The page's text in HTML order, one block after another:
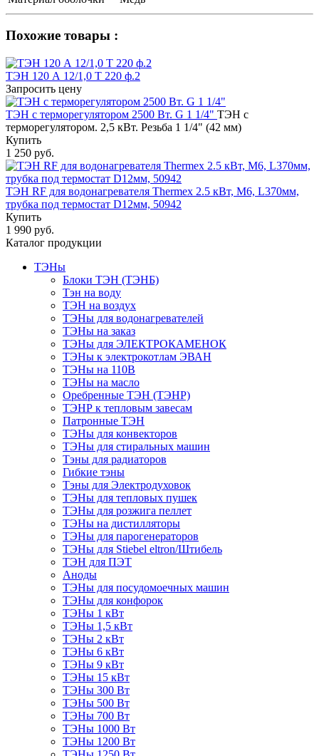
Похожие товары :
ТЭН 120 А 12/1,0 T 220 ф.2
Запросить цену
ТЭН c терморегулятором 2500 Вт. G 1 1/4" ТЭН с
терморегулятором. 2,5 кВт. Резьба 1 1/4" (42 мм)
Купить
1 250 руб.
ТЭН RF для водонагревателя Thermex 2.5 кВт, M6, L370мм,
трубка под термостат D12мм, 50942
Купить
1 990 руб.
Каталог продукции
ТЭНы
Блоки ТЭН (ТЭНБ)
Тэн на воду
ТЭН на воздух
ТЭНы для водонагревателей
ТЭНы на заказ
ТЭНы для ЭЛЕКТРОКАМЕНОК
ТЭНы к электрокотлам ЭВАН
ТЭНы на 110В
ТЭНы на масло
Оребренные ТЭН (ТЭНР)
ТЭНР к тепловым завесам
Патронные ТЭН
ТЭНы для конвекторов
ТЭНы для стиральных машин
Тэны для радиаторов
Гибкие тэны
Тэны для Электродуховок
ТЭНы для тепловых пушек
ТЭНы для розжига пеллет
ТЭНы на дистилляторы
ТЭНы для парогенераторов
ТЭНы для Stiebel eltron/Штибель
ТЭН для ПЭТ
Аноды
ТЭНы для посудомоечных машин
ТЭНы для конфорок
ТЭНы 1 кВт
ТЭНы 1,5 кВт
ТЭНы 2 кВт
ТЭНы 6 кВт
ТЭНы 9 кВт
ТЭНы 15 кВт
ТЭНы 300 Вт
ТЭНы 500 Вт
ТЭНы 700 Вт
ТЭНы 1000 Вт
ТЭНы 1200 Вт